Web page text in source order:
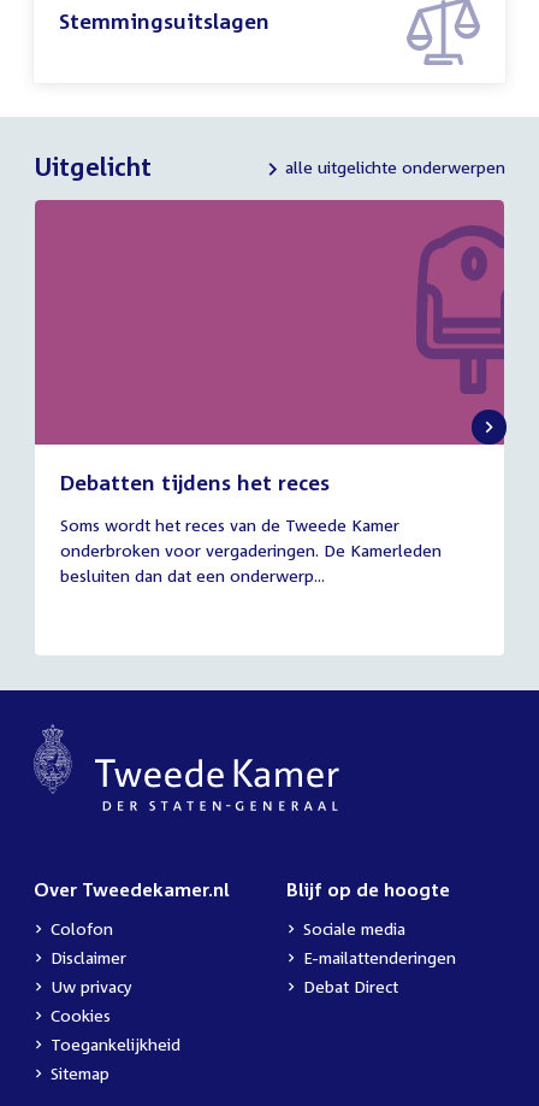
Stemmingsuitslagen
Uitgelicht alle uitgelichte onderwerpen
Debatten tijdens het reces
juli
2026
Soms wordt het reces van de Tweede Kamer
onderbroken voor vergaderingen. De Kamerleden
besluiten dan dat een onderwerp...
Over Tweedekamer.nl
Colofon
Disclaimer
Uw privacy
Cookies
Toegankelijkheid
Sitemap
Blijf op de hoogte
Sociale media
E-mailattenderingen
Debat Direct